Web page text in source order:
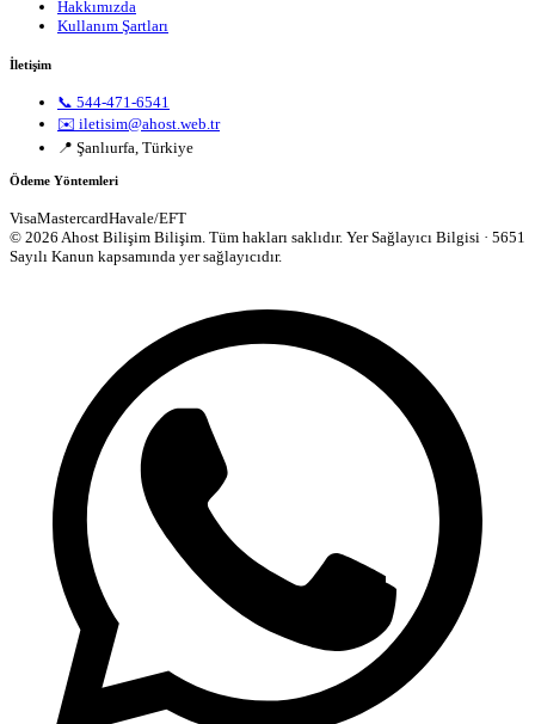
Hakkımızda
Kullanım Şartları
İletişim
📞 544-471-6541
✉️ iletisim@ahost.web.tr
📍 Şanlıurfa, Türkiye
Ödeme Yöntemleri
VisaMastercardHavale/EFT
© 2026 Ahost Bilişim Bilişim. Tüm hakları saklıdır. Yer Sağlayıcı Bilgisi · 5651
Sayılı Kanun kapsamında yer sağlayıcıdır.